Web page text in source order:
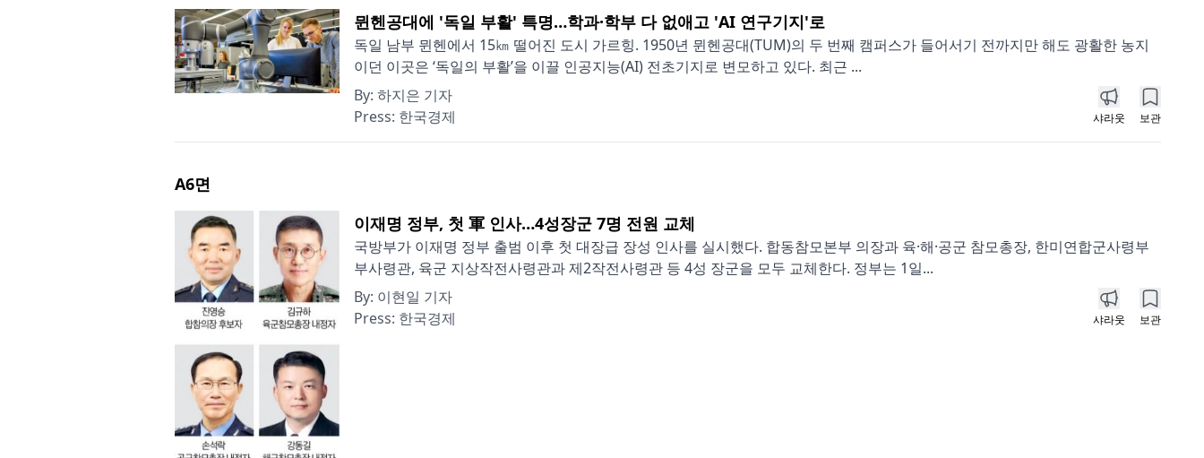
뮌헨공대에 '독일 부활' 특명…학과·학부 다 없애고 'AI 연구기지'로
독일 남부 뮌헨에서 15㎞ 떨어진 도시 가르힝. 1950년 뮌헨공대(TUM)의 두 번째 캠퍼스가 들어서기 전까지만 해도 광활한 농지
이던 이곳은 ‘독일의 부활’을 이끌 인공지능(AI) 전초기지로 변모하고 있다. 최근 ...
By: 하지은 기자
Press: 한국경제 샤라웃 보관
A6면
이재명 정부, 첫 軍 인사…4성장군 7명 전원 교체
국방부가 이재명 정부 출범 이후 첫 대장급 장성 인사를 실시했다. 합동참모본부 의장과 육·해·공군 참모총장, 한미연합군사령부
부사령관, 육군 지상작전사령관과 제2작전사령관 등 4성 장군을 모두 교체한다. 정부는 1일...
By: 이현일 기자
Press: 한국경제 샤라웃 보관